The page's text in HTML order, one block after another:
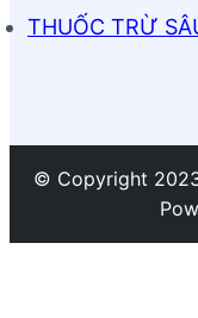
THUỐC TRỪ
© Copyright